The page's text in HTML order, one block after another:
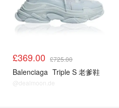
£369.00 £725.00
Balenciaga Triple S 老爹鞋
@dealmoon.de